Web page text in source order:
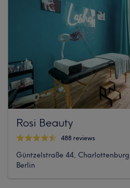
Rosi Beauty
488 reviews
Güntzelstraße 44,
Berlin